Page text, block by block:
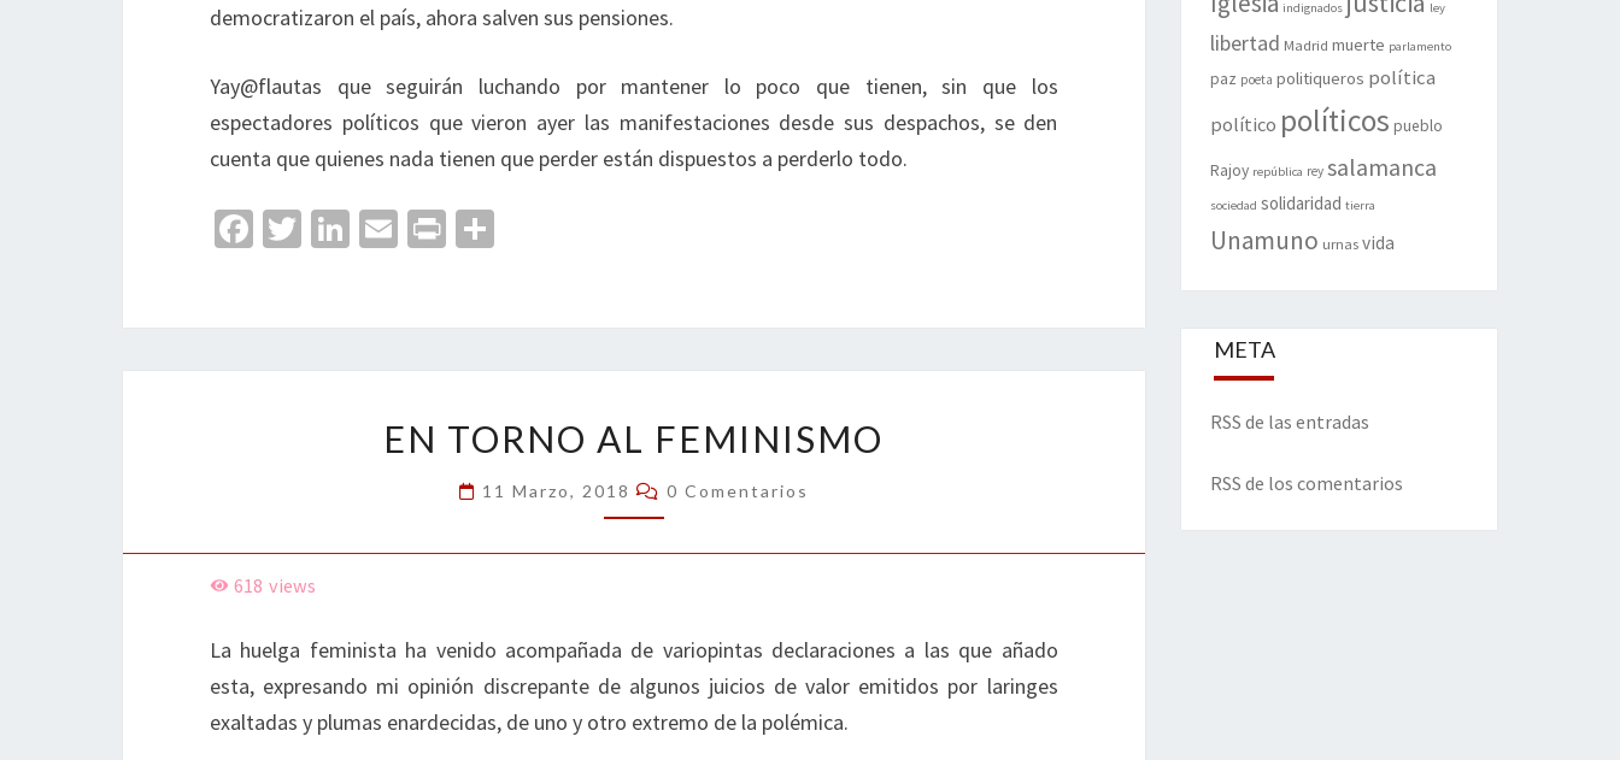
democratizaron el país, ahora salven sus pensiones.
Yay@flautas que seguirán luchando por mantener lo poco que tienen, sin que los
espectadores políticos que vieron ayer las manifestaciones desde sus despachos, se den
cuenta que quienes nada tienen que perder están dispuestos a perderlo todo.
Fa
o
T
Li
n
E
Pr
ar
tir
TORNO
AL
FEMINISMO
EN TORNO AL FEMINISMO
11 Marzo, 2018 Comentarios
0 Comentarios
618 views
La huelga feminista ha venido acompañada de variopintas declaraciones a las que añado
esta, expresando mi opinión discrepante de algunos juicios de valor emitidos por laringes
exaltadas y plumas enardecidas, de uno y otro extremo de la polémica.
indignados ley
libertad Madrid muerte parlamento
paz poeta politiqueros política
político políticos pueblo
Rajoy república rey salamanca
sociedad solidaridad tierra
Unamuno urnas vida
META
RSS de las entradas
RSS de los comentarios